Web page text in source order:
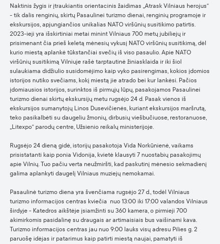
Naktinis žygis ir įtraukiantis orientacinis žaidimas „Atrask Vilniaus herojus“
- tik dalis renginių, skirtų Pasaulinei turizmo dienai, renginių programoje ir
ekskursijos, apjungiančios unikalias NATO viršūnių susitikimo patirtis.
2023-ieji yra išskirtiniai metai minint Vilniaus 700 metų jubiliejų ir
prisimenant čia prieš keletą mėnesių vykusį NATO viršūnių susitikimą, dėl
kurio miestą aplankė tūkstančiai svečių iš viso pasaulio. Apie NATO
viršūnių susitikimą Vilniuje rašė tarptautinė žiniasklaida ir iki šiol
sulaukiama didžiulio susidomėjimo kaip vyko pasirengimas, kokios įdomios
istorijos nutiko svečiams, kokį miestą jie atrado bei kur lankėsi. Pačios
įdomiausios istorijos, surinktos iš pirmųjų lūpų, pasakojamos Pasaulinei
turizmo dienai skirtų ekskursijų metu rugsėjo 24 d. Pasak vienos iš
ekskursijos sumanytojų Linos Dusevičienės, kuriant ekskursijos maršrutą,
teko pasikalbėti su daugeliu žmonių, dirbusių viešbučiuose, restoranuose,
„Litexpo“ parodų centre, Užsienio reikalų ministerijoje.
Rugsėjo 24 dieną gidė, istorijų pasakotoja Vida Norkūnienė, vaikams
prisistatanti kaip ponia Vidonija, kvietė klausyti 7 nuostabių pasakojimų
apie Vilnių. Tuo pačiu verta neužmiršti, kad paskutinį mėnesio sekmadienį
galima aplankyti daugelį Vilniaus muziejų nemokamai.
Pasaulinė turizmo diena yra švenčiama rugsėjo 27 d., todėl Vilniaus
turizmo informacijos centras kviečia nuo 13:00 iki 17:00 valandos Vilniaus
širdyje - Katedros aikštėje įsiamžinti su 360 kamera, o pirmieji 700
akimirkomis pasidalinę su draugais ar artimaisiais bus vaišinami kava.
Turizmo informacijos centras jau nuo 9:00 lauks visų adresu Pilies g. 2
paruošę idėjas ir patarimus kaip patirti miestą naujai, pamatyti iš